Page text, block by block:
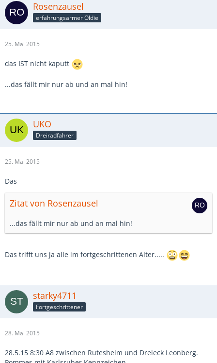
Rosenzausel
erfahrungsarmer Oldie
25. Mai 2015
das IST nicht kaputt
...das fällt mir nur ab und an mal hin!
UKO
Dreiradfahrer
25. Mai 2015
Das
Zitat von Rosenzausel
...das fällt mir nur ab und an mal hin!
Das trifft uns ja alle im fortgeschrittenen Alter.....
starky4711
Fortgeschrittener
28. Mai 2015
28.5.15 8:30 A8 zwischen Rutesheim und Dreieck Leonberg.